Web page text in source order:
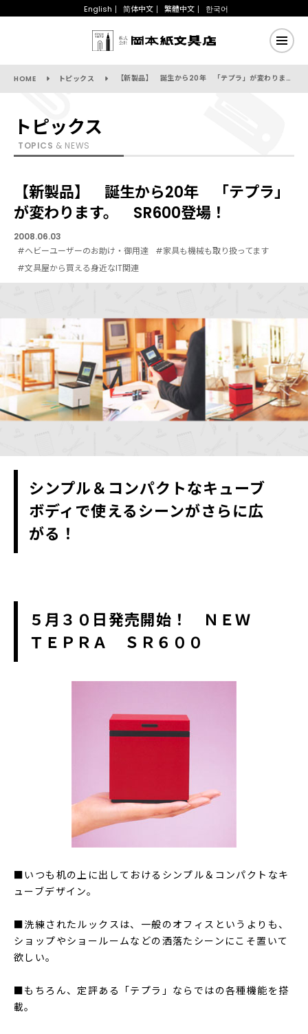
English 简体中文 繁體中文 한국어
HOME トピックス 【新製品】 誕生から20年 「テプラ」が変わります。 SR600登場！
トピックス
TOPICS & NEWS
【新製品】 誕生から20年 「テプラ」
が変わります。 SR600登場！
2008.06.03
#ヘビーユーザーのお助け・御用達
#家具も機械も取り扱ってます
#文具屋から買える身近なIT関連
シンプル＆コンパクトなキューブ
ボディで使えるシーンがさらに広
がる！
５月３０日発売開始！ ＮＥＷ
ＴＥＰＲＡ ＳＲ６００
■いつも机の上に出しておけるシンプル＆コンパクトなキ
ューブデザイン。
■洗練されたルックスは、一般のオフィスというよりも、
ショップやショールームなどの洒落たシーンにこそ置いて
欲しい。
■もちろん、定評ある「テプラ」ならではの各種機能を搭
載。